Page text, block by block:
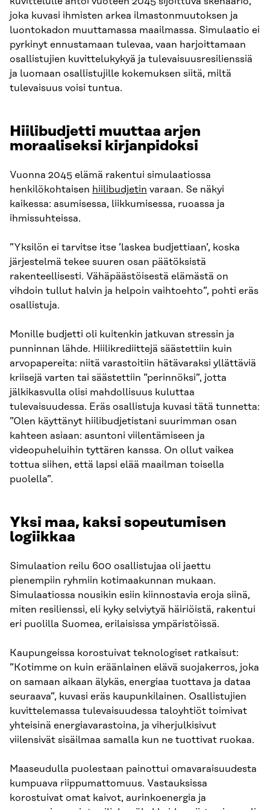
joka kuvasi ihmisten arkea ilmastonmuutoksen ja
luontokadon muuttamassa maailmassa. Simulaatio ei
pyrkinyt ennustamaan tulevaa, vaan harjoittamaan
osallistujien kuvittelukykyä ja tulevaisuusresilienssiä
ja luomaan osallistujille kokemuksen siitä, miltä
tulevaisuus voisi tuntua.
Hiilibudjetti muuttaa arjen
moraaliseksi kirjanpidoksi
Vuonna 2045 elämä rakentui simulaatiossa
henkilökohtaisen hiilibudjetin varaan. Se näkyi
kaikessa: asumisessa, liikkumisessa, ruoassa ja
ihmissuhteissa.
”Yksilön ei tarvitse itse ’laskea budjettiaan’, koska
järjestelmä tekee suuren osan päätöksistä
rakenteellisesti. Vähäpäästöisestä elämästä on
vihdoin tullut halvin ja helpoin vaihtoehto”, pohti eräs
osallistuja.
Monille budjetti oli kuitenkin jatkuvan stressin ja
punninnan lähde. Hiilikrediittejä säästettiin kuin
arvopapereita: niitä varastoitiin hätävaraksi yllättäviä
kriisejä varten tai säästettiin ”perinnöksi”, jotta
jälkikasvulla olisi mahdollisuus kuluttaa
tulevaisuudessa. Eräs osallistuja kuvasi tätä tunnetta:
”Olen käyttänyt hiilibudjetistani suurimman osan
kahteen asiaan: asuntoni viilentämiseen ja
videopuheluihin tyttären kanssa. On ollut vaikea
tottua siihen, että lapsi elää maailman toisella
puolella”.
Yksi maa, kaksi sopeutumisen
logiikkaa
Simulaation reilu 600 osallistujaa oli jaettu
pienempiin ryhmiin kotimaakunnan mukaan.
Simulaatiossa nousikin esiin kiinnostavia eroja siinä,
miten resilienssi, eli kyky selviytyä häiriöistä, rakentui
eri puolilla Suomea, erilaisissa ympäristöissä.
Kaupungeissa korostuivat teknologiset ratkaisut:
”Kotimme on kuin eräänlainen elävä suojakerros, joka
on samaan aikaan älykäs, energiaa tuottava ja dataa
seuraava”, kuvasi eräs kaupunkilainen. Osallistujien
kuvittelemassa tulevaisuudessa taloyhtiöt toimivat
yhteisinä energiavarastoina, ja viherjulkisivut
viilensivät sisäilmaa samalla kun ne tuottivat ruokaa.
Maaseudulla puolestaan painottui omavaraisuudesta
kumpuava riippumattomuus. Vastauksissa
korostuivat omat kaivot, aurinkoenergia ja